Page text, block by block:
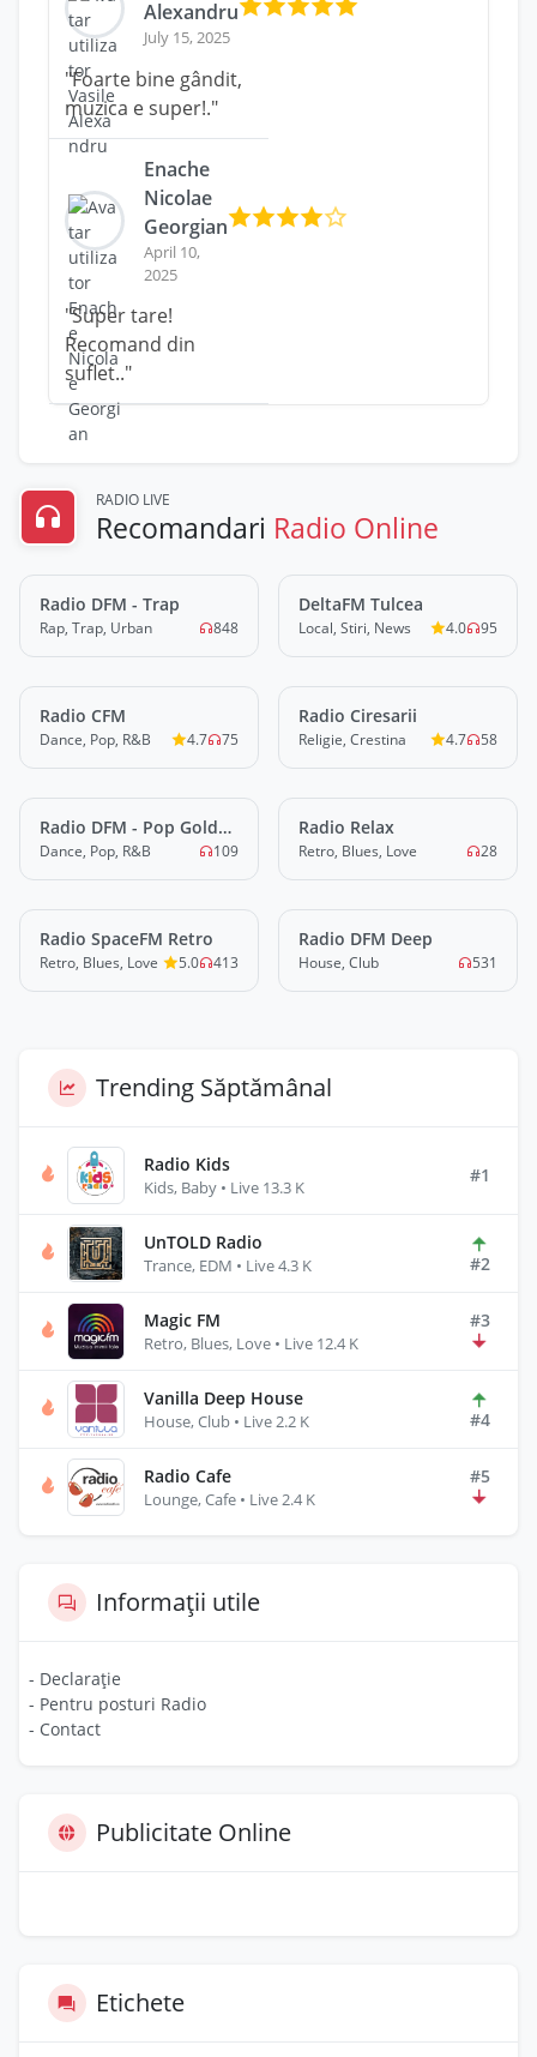
Alexandru
July 15, 2025
"Foarte bine gândit,
muzica e super!."
Enache
Nicolae
Georgian
April 10,
2025
"Super tare!
Recomand din
suflet.."
RADIO LIVE
Recomandari Radio Online
LIVE
Radio DFM - Trap
Rap, Trap, Urban 848
LIVE
DeltaFM Tulcea
Local, Stiri, News 4.0 95
LIVE
Radio CFM
Dance, Pop, R&B 4.7 75
LIVE
Radio Ciresarii
Religie, Crestina 4.7 58
LIVE
Radio DFM - Pop Gold
2020s
Dance, Pop, R&B 109
LIVE
Radio Relax
Retro, Blues, Love 28
LIVE
Radio SpaceFM Retro
Retro, Blues, Love 5.0 413
LIVE
Radio DFM Deep
House, Club 531
Trending Săptămânal
Radio Kids
Kids, Baby • Live 13.3 K
#1
UnTOLD Radio
Trance, EDM • Live 4.3 K #2
Magic FM
Retro, Blues, Love • Live 12.4 K
#3
Vanilla Deep House
House, Club • Live 2.2 K #4
Radio Cafe
Lounge, Cafe • Live 2.4 K
#5
Informații utile
- Declarație
- Pentru posturi Radio
- Contact
Publicitate Online
Etichete